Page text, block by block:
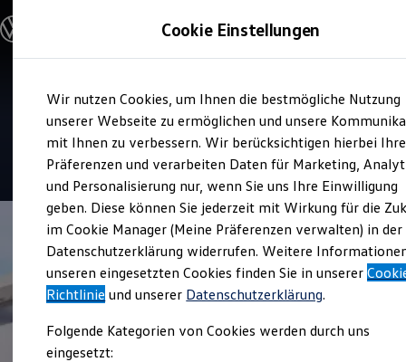
Hauptinhalt
springen
Footer
springen
Modelle und Konfigurator
Modelle vergleichen
Elektroautos
ENERGY Sondermodelle
Nutzfahrzeuge
SUV und CUV
Familienautos
Kombis
Kompaktwagen
Sportwagen
Schnell verfügbare Fahrzeuge
Angebote und Produkte
Aktuelle Angebote
E-Auto-Förderung
Volkswagen Marktplatz
Junge Gebrauchtwagen und Gebrauchtwagen
Volkswagen Zertifizierte Gebrauchtwagen
Service
Autohaus Poser
4.9| 39 Bewertungen
Cookie Einstellungen
Wir nutzen Cookies, um Ihnen die bestmögliche Nutzung
unserer Webseite zu ermöglichen und unsere
mit Ihnen zu verbessern. Wir berücksichtigen hierbei Ihre
Präferenzen und verarbeiten Daten für Marketing,
und Personalisierung nur, wenn Sie uns Ihre Einwilligung
geben. Diese können Sie jederzeit mit Wirkung für die
im Cookie Manager (Meine Präferenzen verwalten) in der
Datenschutzerklärung widerrufen. Weitere
unseren eingesetzten Cookies finden Sie in unserer
Richtlinie und unserer Datenschutzerklärung.
Folgende Kategorien von Cookies werden durch uns
eingesetzt: